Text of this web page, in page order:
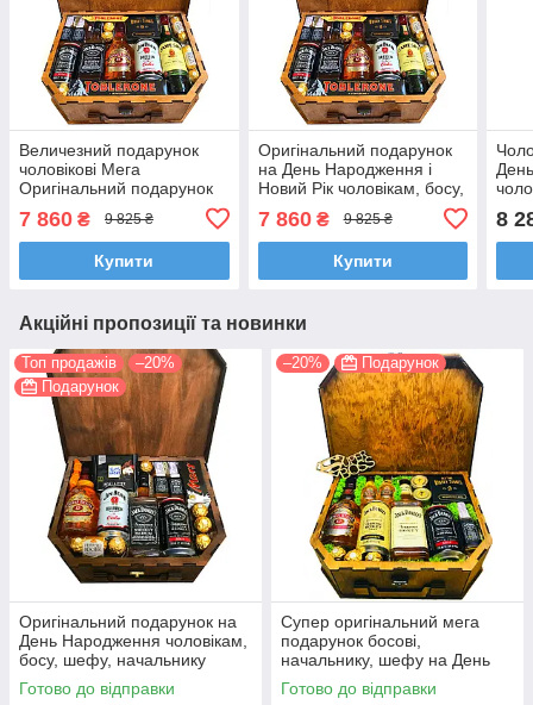
Величезний подарунок
чоловікові Мега
Оригінальний подарунок
начальнику, шефу, босу,
лікаря
7 860 ₴ 9 825 ₴
Купити
Оригінальний подарунок
на День Народження і
Новий Рік чоловікам, босу,
керівнику
7 860₴ 9 825 ₴
Купити
8
Акційні пропозиції та новинки
Топ продажів
–20%
Подарунок
Оригінальний подарунок на
День Народження чоловікам,
босу, шефу, начальнику
братові татові на ювілей
Готово до відправки
–20% Подарунок
Супер оригінальний мега
подарунок босові,
начальнику, шефу на День
Народження
Готово до відправки